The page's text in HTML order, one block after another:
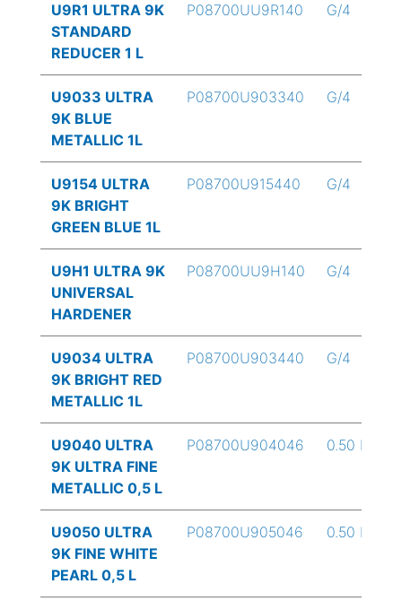
U9R1 ULTRA 9K
STANDARD
REDUCER 1 L
P08700UU9R140 G/4
U9033 ULTRA
9K BLUE
METALLIC 1L
P08700U903340 G/4
U9154 ULTRA
9K BRIGHT
GREEN BLUE 1L
P08700U915440 G/4
U9H1 ULTRA 9K
UNIVERSAL
HARDENER
P08700UU9H140 G/4
U9034 ULTRA
9K BRIGHT RED
METALLIC 1L
P08700U903440 G/4
U9040 ULTRA
9K ULTRA FINE
METALLIC 0,5 L
P08700U904046 0.50 L
U9050 ULTRA
9K FINE WHITE
PEARL 0,5 L
P08700U905046 0.50 L